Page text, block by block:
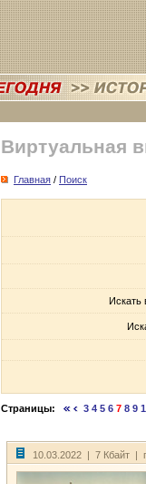
Виртуальная
Главная / Поиск
Искать
Страницы: 3 4 5 6 7 8 9
10.03.2022 | 7 Кбайт |